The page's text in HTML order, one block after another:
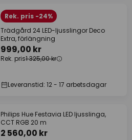
Rek. pris -24%
Trädgård 24 LED-ljusslingor Deco
Extra, förlängning
999,00 kr
Rek. pris1 325,00 kr
Leveranstid: 12 - 17 arbetsdagar
Philips Hue Festavia LED ljusslinga,
CCT RGB 20 m
2 560,00 kr